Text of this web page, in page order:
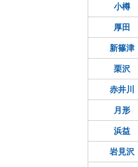
小樽
厚田
新篠津
栗沢
赤井川
月形
浜益
岩見沢